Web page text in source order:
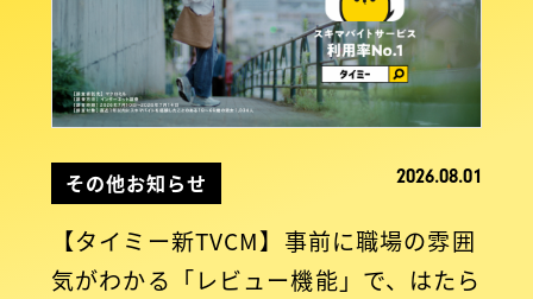
その他お知らせ 2026.08.01
【タイミー新TVCM】事前に職場の雰囲
気がわかる「レビュー機能」で、はたら